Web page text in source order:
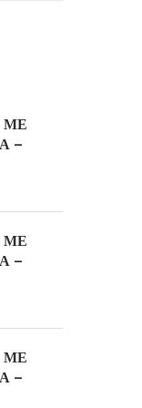
ΜΕ
–
ΜΕ
–
ΜΕ
–